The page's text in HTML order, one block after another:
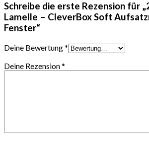
Schreibe die erste Rezension für
Lamelle – CleverBox Soft
Fenster“
Deine Bewertung*
Deine Rezension*